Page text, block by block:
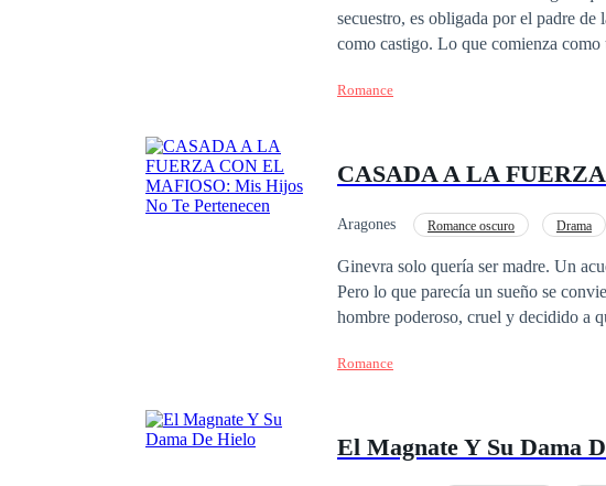
secuestro, es obligada por el padre
como castigo. Lo que comienza
que no cree en el amor, Ana Lucía
Romance
Aragones Romance oscuro Drama
Ginevra solo quería ser madre. Un
Pero lo que parecía un sueño se
hombre poderoso, cruel y decidido a
su libertad, por su bebé… y por no
Romance
El Magnate Y Su Dama